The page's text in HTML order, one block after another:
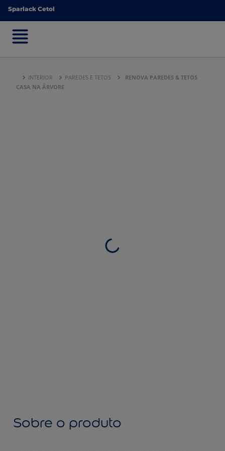
Sparlack Cetol
Sparlack Cetol
INTERIOR PAREDES E TETOS
RENOVA PAREDES & TETOS
CASA NA ÁRVORE
Sobre o produto